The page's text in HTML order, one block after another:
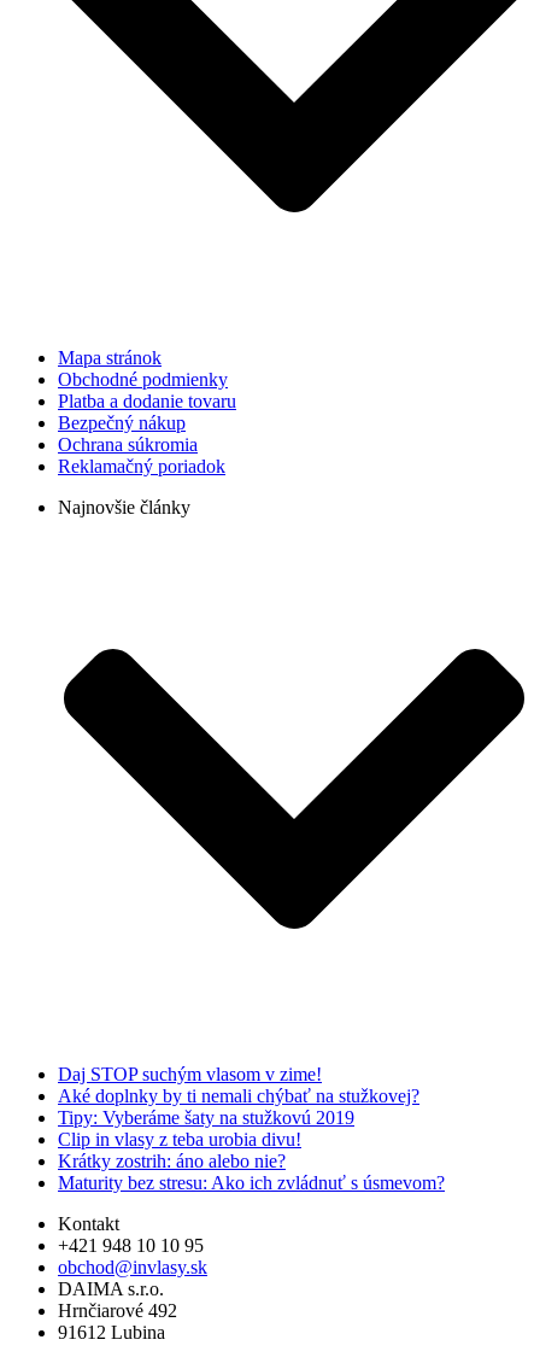
Mapa stránok
Obchodné podmienky
Platba a dodanie tovaru
Bezpečný nákup
Ochrana súkromia
Reklamačný poriadok
Najnovšie články
Daj STOP suchým vlasom v zime!
Aké doplnky by ti nemali chýbať na stužkovej?
Tipy: Vyberáme šaty na stužkovú 2019
Clip in vlasy z teba urobia divu!
Krátky zostrih: áno alebo nie?
Maturity bez stresu: Ako ich zvládnuť s úsmevom?
Kontakt
+421 948 10 10 95
obchod@invlasy.sk
DAIMA s.r.o.
Hrnčiarové 492
91612 Lubina